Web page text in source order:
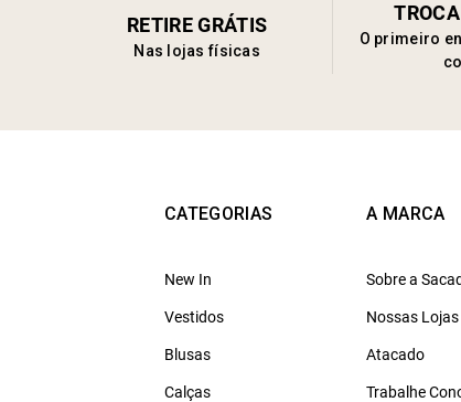
RETIRE GRÁTIS
Nas lojas físicas
O primeiro
CATEGORIAS
New In
Vestidos
Blusas
Calças
A MARCA
Sobre a
Nossas Lojas
Atacado
Trabalhe